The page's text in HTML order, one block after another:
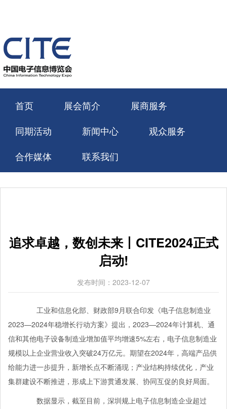
首页 展会简介
展商服务
同期活动
新闻中心
观众服务
合作媒体
联系我们
追求卓越，数创未来丨CITE2024正式
启动!
发布时间：2023-12-07
工业和信息化部、财政部9月联合印发《电子信息制造业
2023—2024年稳增长行动方案》提出，2023—2024年计算机、通
信和其他电子设备制造业增加值平均增速5%左右，电子信息制造业
规模以上企业营业收入突破24万亿元。期望在2024年，高端产品供
给能力进一步提升，新增长点不断涌现；产业结构持续优化，产业
集群建设不断推进，形成上下游贯通发展、协同互促的良好局面。
数据显示，截至目前，深圳规上电子信息制造企业超过